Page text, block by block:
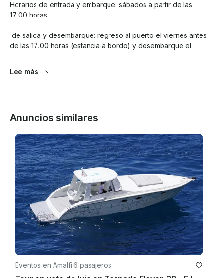
Horarios de entrada y embarque: sábados a partir de las
17.00 horas
de las 17.00 horas (estancia a bordo) y desembarque el
Lee más
Anuncios similares
Eventos en Amalfi·6 pasajeros